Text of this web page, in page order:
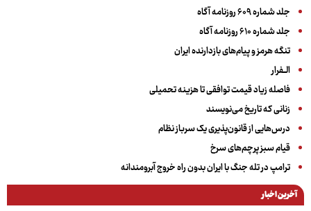
جلد شماره ۶۰۹ روزنامه آگاه
جلد شماره ۶۱۰ روزنامه آگاه
تنگه هرمز و پیام‌های بازدارنده ایران
الــفرار
فاصله زیاد قیمت توافقی تا هزینه تحمیلی
زنانی که تاریخ می‌نویسند
درس‌هایی از قانون‌پذیری یک سرباز نظام
قیام سبز پرچم‌های سرخ
ترامپ در تله جنگ با ایران بدون راه خروج آبرومندانه
آخرین اخبار